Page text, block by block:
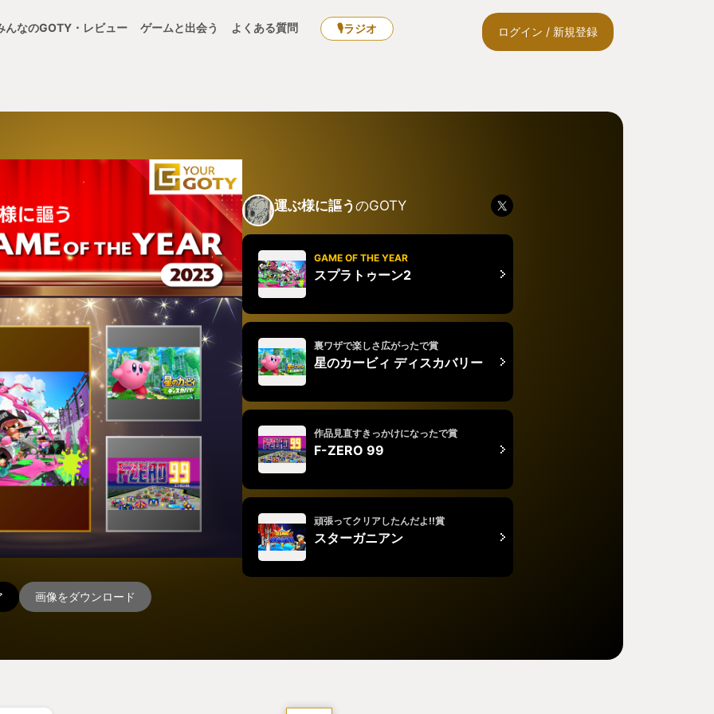
んなのGOTY・レビュー ゲームと出会う よくある質問 🎙ラジオ ログイン / 新規登録
画像をダウンロード
運ぶ様に謳うのGOTY
GAME OF THE YEAR
スプラトゥーン2
裏ワザで楽しさ広がったで賞
星のカービィ ディスカバリー
作品見直すきっかけになったで賞
F-ZERO 99
頑張ってクリアしたんだよ!!賞
スターガニアン